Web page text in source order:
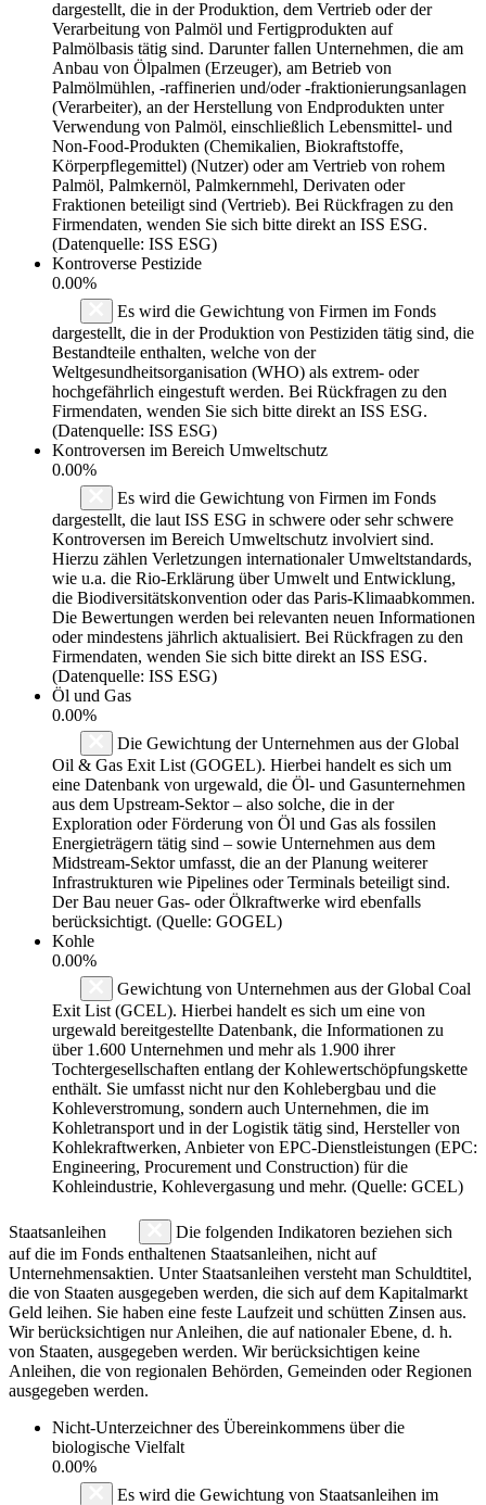
dargestellt, die in der Produktion, dem Vertrieb oder der
Verarbeitung von Palmöl und Fertigprodukten auf
Palmölbasis tätig sind. Darunter fallen Unternehmen, die am
Anbau von Ölpalmen (Erzeuger), am Betrieb von
Palmölmühlen, -raffinerien und/oder -fraktionierungsanlagen
(Verarbeiter), an der Herstellung von Endprodukten unter
Verwendung von Palmöl, einschließlich Lebensmittel- und
Non-Food-Produkten (Chemikalien, Biokraftstoffe,
Körperpflegemittel) (Nutzer) oder am Vertrieb von rohem
Palmöl, Palmkernöl, Palmkernmehl, Derivaten oder
Fraktionen beteiligt sind (Vertrieb). Bei Rückfragen zu den
Firmendaten, wenden Sie sich bitte direkt an ISS ESG.
(Datenquelle: ISS ESG)
Kontroverse Pestizide
0.00%
Es wird die Gewichtung von Firmen im Fonds
dargestellt, die in der Produktion von Pestiziden tätig sind, die
Bestandteile enthalten, welche von der
Weltgesundheitsorganisation (WHO) als extrem- oder
hochgefährlich eingestuft werden. Bei Rückfragen zu den
Firmendaten, wenden Sie sich bitte direkt an ISS ESG.
(Datenquelle: ISS ESG)
Kontroversen im Bereich Umweltschutz
0.00%
Es wird die Gewichtung von Firmen im Fonds
dargestellt, die laut ISS ESG in schwere oder sehr schwere
Kontroversen im Bereich Umweltschutz involviert sind.
Hierzu zählen Verletzungen internationaler Umweltstandards,
wie u.a. die Rio-Erklärung über Umwelt und Entwicklung,
die Biodiversitätskonvention oder das Paris-Klimaabkommen.
Die Bewertungen werden bei relevanten neuen Informationen
oder mindestens jährlich aktualisiert. Bei Rückfragen zu den
Firmendaten, wenden Sie sich bitte direkt an ISS ESG.
(Datenquelle: ISS ESG)
Öl und Gas
0.00%
Die Gewichtung der Unternehmen aus der Global
Oil & Gas Exit List (GOGEL). Hierbei handelt es sich um
eine Datenbank von urgewald, die Öl- und Gasunternehmen
aus dem Upstream-Sektor – also solche, die in der
Exploration oder Förderung von Öl und Gas als fossilen
Energieträgern tätig sind – sowie Unternehmen aus dem
Midstream-Sektor umfasst, die an der Planung weiterer
Infrastrukturen wie Pipelines oder Terminals beteiligt sind.
Der Bau neuer Gas- oder Ölkraftwerke wird ebenfalls
berücksichtigt. (Quelle: GOGEL)
Kohle
0.00%
Gewichtung von Unternehmen aus der Global Coal
Exit List (GCEL). Hierbei handelt es sich um eine von
urgewald bereitgestellte Datenbank, die Informationen zu
über 1.600 Unternehmen und mehr als 1.900 ihrer
Tochtergesellschaften entlang der Kohlewertschöpfungskette
enthält. Sie umfasst nicht nur den Kohlebergbau und die
Kohleverstromung, sondern auch Unternehmen, die im
Kohletransport und in der Logistik tätig sind, Hersteller von
Kohlekraftwerken, Anbieter von EPC-Dienstleistungen (EPC:
Engineering, Procurement und Construction) für die
Kohleindustrie, Kohlevergasung und mehr. (Quelle: GCEL)
Staatsanleihen
Die folgenden Indikatoren beziehen sich
auf die im Fonds enthaltenen Staatsanleihen, nicht auf
Unternehmensaktien. Unter Staatsanleihen versteht man Schuldtitel,
die von Staaten ausgegeben werden, die sich auf dem Kapitalmarkt
Geld leihen. Sie haben eine feste Laufzeit und schütten Zinsen aus.
Wir berücksichtigen nur Anleihen, die auf nationaler Ebene, d. h.
von Staaten, ausgegeben werden. Wir berücksichtigen keine
Anleihen, die von regionalen Behörden, Gemeinden oder Regionen
ausgegeben werden.
Nicht-Unterzeichner des Übereinkommens über die
biologische Vielfalt
0.00%
Es wird die Gewichtung von Staatsanleihen im